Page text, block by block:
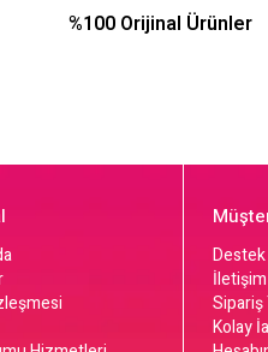
%100 Orijinal Ürünler
Destek
İletişim
Sipariş
Kolay